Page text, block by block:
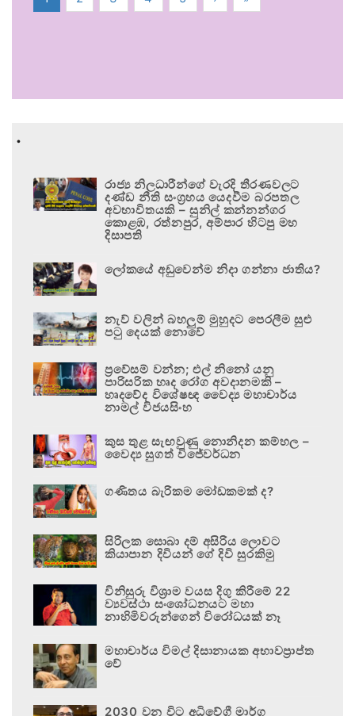
.
රාජ්‍ය නිලධාරීන්ගේ වැරදි තීරණවලට
දණ්ඩ නීති සංග්‍රහය යෙදවීම බරපතල
අවභාවිතයකි – සුනිල් කන්නන්ගර
කොළඹ, රත්නපුර, අම්පාර හිටපු මහ
දිසාපති
ලෝකයේ අඩුවෙන්ම නිදා ගන්නා ජාතිය?
නැව් වලින් බහලුම් මුහුදට පෙරලීම සුළු
පටු දෙයක් නොවේ
ප්‍රවේසම් වන්න; එල් නිනෝ යනු
පාරිසරික හෘද රෝග අවදානමකි –
හෘදවේද විශේෂඥ වෛද්‍ය මහාචාර්ය
නාමල් විජයසිංහ
කුස තුළ සැඟවුණු නොනිදන කම්හල –
වෛද්‍ය සුගත් විජේවර්ධන
ගණිතය බැරිකම මෝඩකමක් ද?
සිරිලක සොබා දම් අසිරිය ලොවට
කියාපාන දිවියන් ගේ දිවි සුරකිමු
විනිසුරු විශ්‍රාම වයස දිගු කිරීමේ 22
ව්‍යවස්ථා සංශෝධනයට මහා
නාහිමිවරුන්ගෙන් විරෝධයක් නෑ
මහාචාර්ය විමල් දිසානායක අභාවප්‍රාප්ත
වේ
2030 වන විට අධිවේගී මාර්ග